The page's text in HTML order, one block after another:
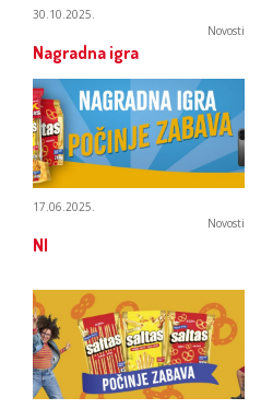
30.10.2025.
Novosti
Nagradna igra
17.06.2025.
Novosti
NI